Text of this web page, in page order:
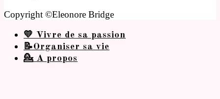
Copyright ©Eleonore Bridge
💛 Vivre de sa passion
📝Organiser sa vie
💁 A propos